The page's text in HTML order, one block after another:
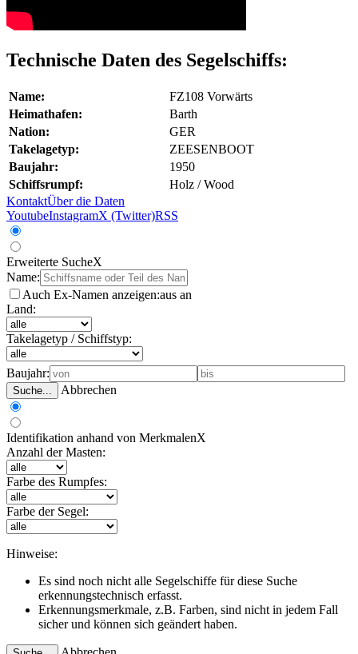
Technische Daten des Segelschiffs:
Name:
FZ108 Vorwärts
Heimathafen:
Barth
Nation:
GER
Takelagetyp:
ZEESENBOOT
Baujahr:
1950
Schiffsrumpf:
Holz / Wood
KontaktÜber die Daten
YoutubeInstagramX (Twitter)RSS
Erweiterte SucheX
Name:
Auch Ex-Namen anzeigen:aus an
Land:
Takelagetyp / Schiffstyp:
Baujahr:
Suche... Abbrechen
Identifikation anhand von MerkmalenX
Anzahl der Masten:
Farbe des Rumpfes:
Farbe der Segel:
Hinweise:
Es sind noch nicht alle Segelschiffe für diese Suche
erkennungstechnisch erfasst.
Erkennungsmerkmale, z.B. Farben, sind nicht in jedem Fall
sicher und können sich geändert haben.